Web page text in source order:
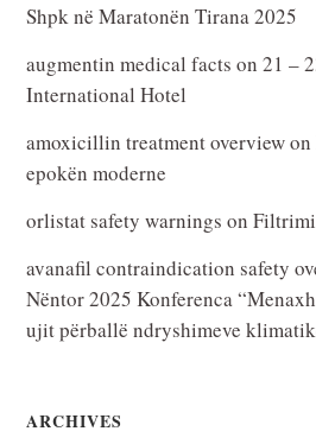
Shpk në Maratonën Tirana 2025
augmentin medical facts on21 –
International Hotel
amoxicillin treatment overviewon
epokën moderne
orlistat safety warnings on
avanafil contraindication safety
Nëntor 2025 Konferenca
ujit përballë ndryshimeve
ARCHIVES